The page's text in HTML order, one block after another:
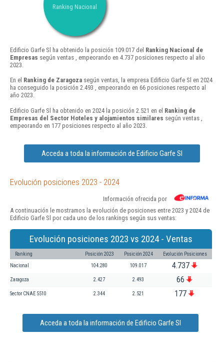
Ranking Nacional
Edificio Garfe Sl ha obtenido la posición 109.017 del Ranking Nacional de
Empresas según ventas , empeorando en 4.737 posiciones respecto al año
2023.
En el Ranking de Zaragoza según ventas, la empresa Edificio Garfe Sl en 2024
ha conseguido la posición 2.493 , empeorando en 66 posiciones respecto al
año 2023.
Edificio Garfe Sl ha obtenido en 2024 la posición 2.521 en el Ranking de
Empresas del Sector Hoteles y alojamientos similares según ventas ,
empeorando en 177 posiciones respecto al año 2023.
Acceda a toda la información de Edificio Garfe Sl
Evolución posiciones 2023 - 2024
Información ofrecida por
A continuación le mostramos la evolución de posiciones entre 2023 y 2024 de
Edificio Garfe Sl por cada uno de los rankings según sus ventas:
Evolución posiciones 2023 vs 2024 - Ventas
Ranking Posición 2023 Posición 2024 Evolución Posiciones
Nacional 104.280 109.017 4.737
Zaragoza 2.427 2.493 66
Sector CNAE 5510 2.344 2.521 177
Acceda a toda la información de Edificio Garfe Sl